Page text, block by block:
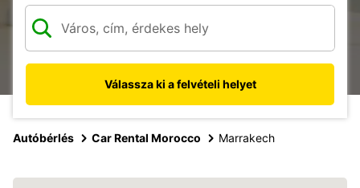
Válassza ki a felvételi helyet
Autóbérlés Car Rental Morocco Marrakech